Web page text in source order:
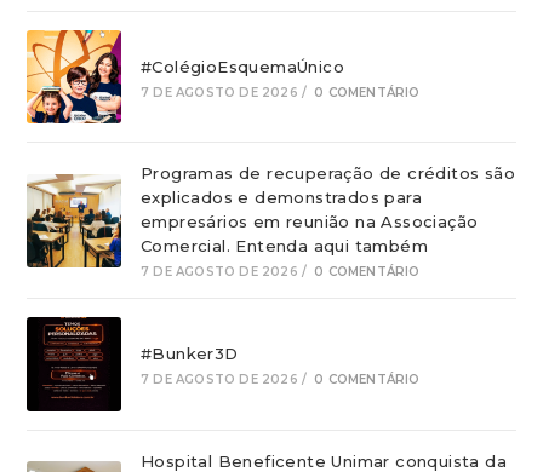
#ColégioEsquemaÚnico
7 DE AGOSTO DE 2026 / 0 COMENTÁRIO
Programas de recuperação de créditos são
explicados e demonstrados para
empresários em reunião na Associação
Comercial. Entenda aqui também
7 DE AGOSTO DE 2026 / 0 COMENTÁRIO
#Bunker3D
7 DE AGOSTO DE 2026 / 0 COMENTÁRIO
Hospital Beneficente Unimar conquista da